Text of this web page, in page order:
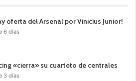
oferta del Arsenal por Vinicius Junior!
6 días
«cierra» su cuarteto de centrales
3 días